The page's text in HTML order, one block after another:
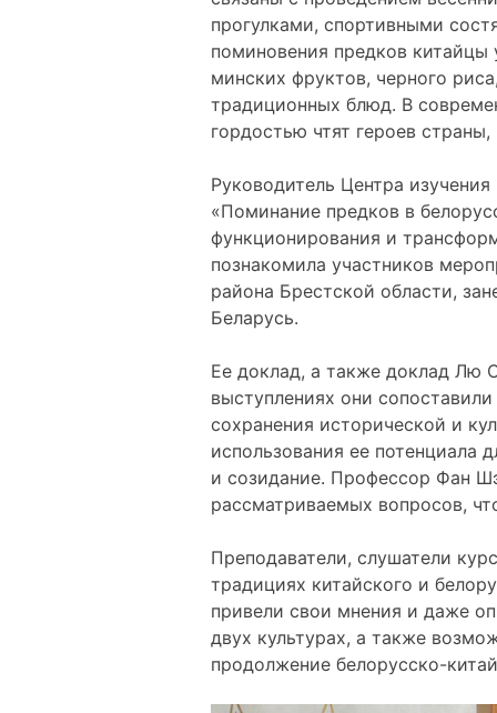
прогулками, спортивными
поминовения предков
минских фруктов, черного
традиционных блюд. В
гордостью чтят героев
Руководитель Центра
«Поминание предков в
функционирования и
познакомила участников
района Брестской области,
Беларусь.
Ее доклад, а также доклад Лю
выступлениях они
сохранения исторической и
использования ее потенциала
и созидание. Профессор Фан
рассматриваемых вопросов,
Преподаватели, слушатели
традициях китайского и
привели свои мнения и даже
двух культурах, а также
продолжение белорусско-